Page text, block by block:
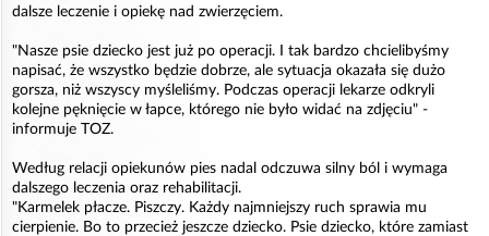
dalsze leczenie i opiekę nad zwierzęciem.
"Nasze psie dziecko jest już po operacji. I tak bardzo chcielibyśmy
napisać, że wszystko będzie dobrze, ale sytuacja okazała się dużo
gorsza, niż wszyscy myśleliśmy. Podczas operacji lekarze odkryli
kolejne pęknięcie w łapce, którego nie było widać na zdjęciu" -
informuje TOZ.
Według relacji opiekunów pies nadal odczuwa silny ból i wymaga
dalszego leczenia oraz rehabilitacji.
"Karmelek płacze. Piszczy. Każdy najmniejszy ruch sprawia mu
cierpienie. Bo to przecież jeszcze dziecko. Psie dziecko, które zamiast